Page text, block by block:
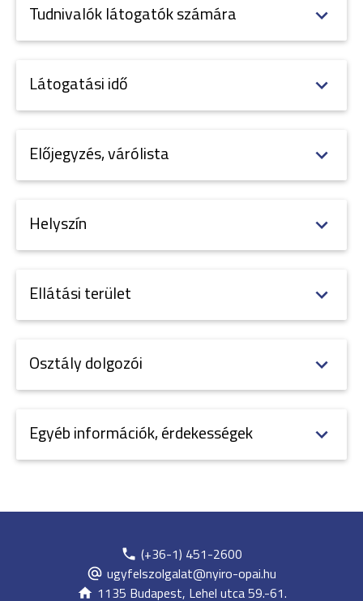
Tudnivalók látogatók számára
Látogatási idő
Előjegyzés, várólista
Helyszín
Ellátási terület
Osztály dolgozói
Egyéb információk, érdekességek
(+36-1) 451-2600
ugyfelszolgalat@nyiro-opai.hu
1135 Budapest, Lehel utca 59.-61.